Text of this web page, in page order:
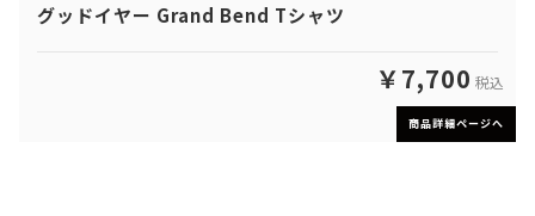
グッドイヤー Grand Bend Tシャツ
￥7,700 税込
商品詳細ページへ